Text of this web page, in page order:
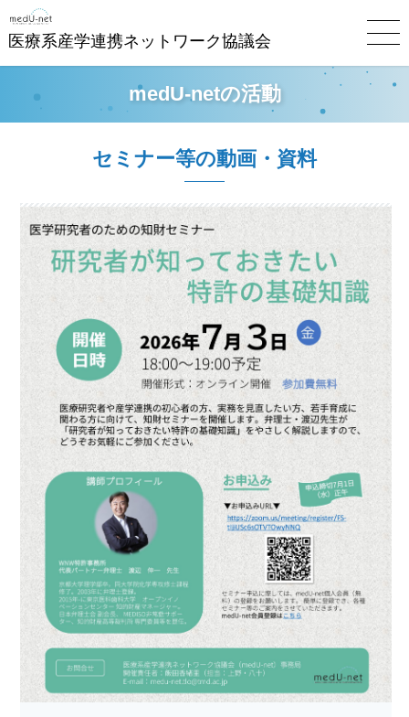
医療系産学連携ネットワーク協議会
medU-netの活動
セミナー等の動画・資料